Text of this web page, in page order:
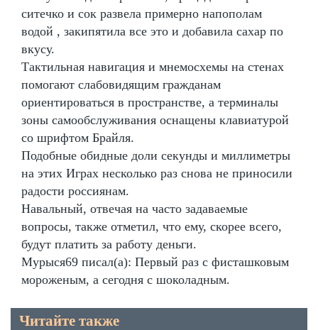
ситечко и сок развела примерно напополам
водой , закипятила все это и добавила сахар по
вкусу.
Тактильная навигация и мнемосхемы на стенах
помогают слабовидящим гражданам
ориентироваться в пространстве, а терминалы
зоны самообслуживания оснащены клавиатурой
со шрифтом Брайля.
Подобные обидные доли секунды и миллиметры
на этих Играх несколько раз снова не приносили
радости россиянам.
Навальный, отвечая на часто задаваемые
вопросы, также отметил, что ему, скорее всего,
будут платить за работу деньги.
Мурыся69 писал(а): Первый раз с фисташковым
мороженым, а сегодня с шоколадным.
Читайте также